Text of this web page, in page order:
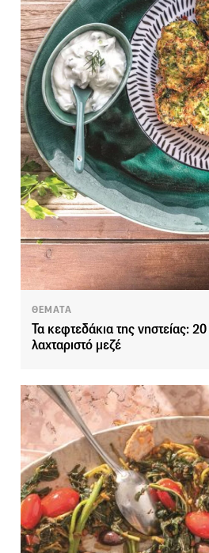
ΘΕΜΑΤΑ
Τα κεφτεδάκια της νηστείας:
λαχταριστό μεζέ